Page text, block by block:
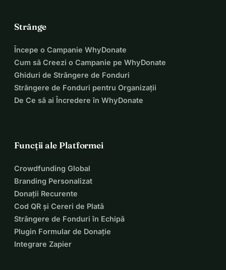
Strânge
Începe o Campanie WhyDonate
Cum să Creezi o Campanie pe WhyDonate
Ghiduri de Strângere de Fonduri
Strângere de Fonduri pentru Organizații
De Ce să ai Încredere în WhyDonate
Funcții ale Platformei
Crowdfunding Global
Branding Personalizat
Donații Recurente
Cod QR și Cereri de Plată
Strângere de Fonduri în Echipă
Plugin Formular de Donație
Integrare Zapier